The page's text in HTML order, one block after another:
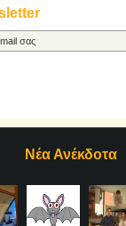
Νέα Ανέκδοτα